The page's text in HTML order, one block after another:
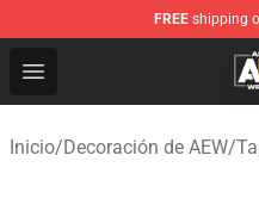
FREE shipping
Open menu
Aew Shop ⚡️ Official
Inicio/Decoración de AEW/